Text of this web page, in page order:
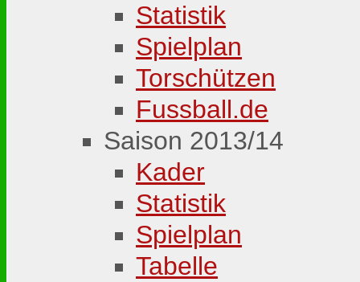
Statistik
Spielplan
Torschützen
Fussball.de
Saison 2013/14
Kader
Statistik
Spielplan
Tabelle